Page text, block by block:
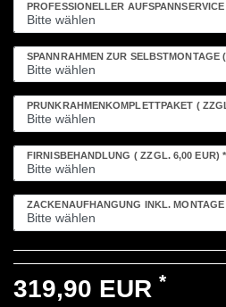
PROFESSIONELLER AUFSPANNSERVICE
SPANNRAHMEN ZUR SELBSTMONTAGE
PRUNKRAHMENKOMPLETTPAKET (
FIRNISBEHANDLUNG ( ZZGL. 6,00 EUR) *
ZACKENAUFHÄNGUNG INKL. MONTAGE
319,90 EUR *